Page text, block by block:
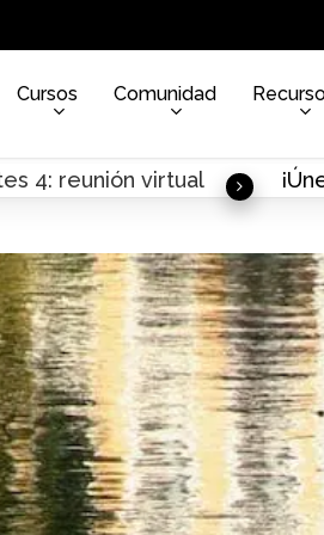
Cursos Comunidad
4: reunión virtual